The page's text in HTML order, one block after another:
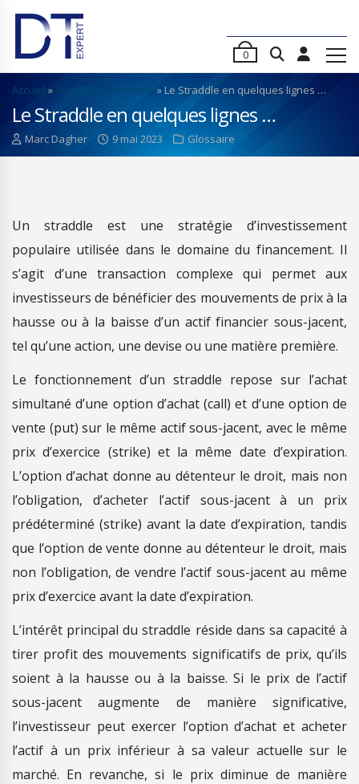
0
Accueil»Analyses de marché »Le Straddle en quelques lignes …
Le Straddle en quelques lignes …
Marc Dagher 9 mai 2023 Glossaire
Un straddle est une stratégie d’investissement
populaire utilisée dans le domaine du financement. Il
s’agit d’une transaction complexe qui permet aux
investisseurs de bénéficier des mouvements de prix à la
hausse ou à la baisse d’un actif financier sous-jacent,
tel qu’une action, une devise ou une matière première.
Le fonctionnement d’un straddle repose sur l’achat
simultané d’une option d’achat (call) et d’une option de
vente (put) sur le même actif sous-jacent, avec le même
prix d’exercice (strike) et la même date d’expiration.
L’option d’achat donne au détenteur le droit, mais non
l’obligation, d’acheter l’actif sous-jacent à un prix
prédéterminé (strike) avant la date d’expiration, tandis
que l’option de vente donne au détenteur le droit, mais
non l’obligation, de vendre l’actif sous-jacent au même
prix d’exercice avant la date d’expiration.
L’intérêt principal du straddle réside dans sa capacité à
tirer profit des mouvements significatifs de prix, qu’ils
soient à la hausse ou à la baisse. Si le prix de l’actif
sous-jacent augmente de manière significative,
l’investisseur peut exercer l’option d’achat et acheter
l’actif à un prix inférieur à sa valeur actuelle sur le
marché. En revanche, si le prix diminue de manière